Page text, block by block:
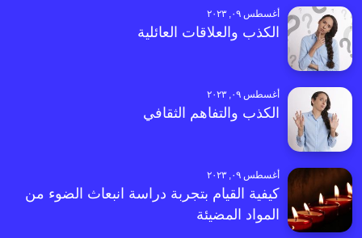
أغسطس ٠٩, ٢٠٢٣
الكذب والعلاقات العائلية
أغسطس ٠٩, ٢٠٢٣
الكذب والتفاهم الثقافي
أغسطس ٠٩, ٢٠٢٣
كيفية القيام بتجربة دراسة انبعاث الضوء من
المواد المضيئة